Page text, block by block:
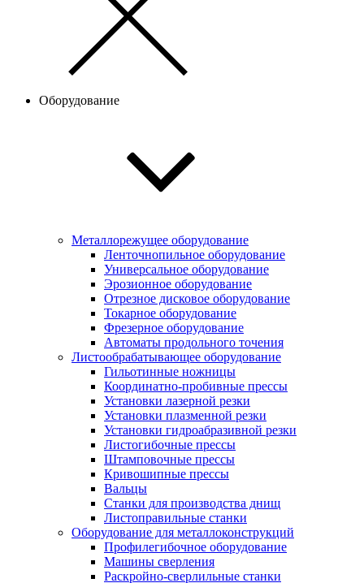
Оборудование
Металлорежущее оборудование
Ленточнопильное оборудование
Универсальное оборудование
Эрозионное оборудование
Отрезное дисковое оборудование
Токарное оборудование
Фрезерное оборудование
Автоматы продольного точения
Листообрабатывающее оборудование
Гильотинные ножницы
Координатно-пробивные прессы
Установки лазерной резки
Установки плазменной резки
Установки гидроабразивной резки
Листогибочные прессы
Штамповочные прессы
Кривошипные прессы
Вальцы
Станки для производства днищ
Листоправильные станки
Оборудование для металлоконструкций
Профилегибочное оборудование
Машины сверления
Раскройно-сверлильные станки